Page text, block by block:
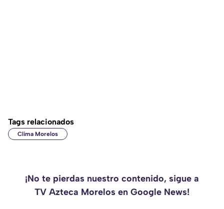
Tags relacionados
Clima Morelos
¡No te pierdas nuestro contenido, sigue a
TV Azteca Morelos en Google News!